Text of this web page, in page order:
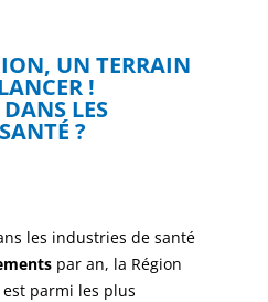
UN TERRAIN
!
LES
?
les industries de santé
par an, la Région
parmi les plus